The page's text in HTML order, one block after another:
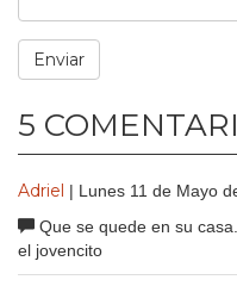
5
Adriel | Lunes 11 de Mayo
Que se quede en su
el jovencito